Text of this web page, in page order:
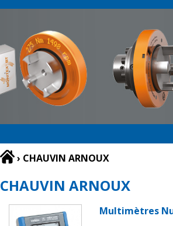
› CHAUVIN ARNOUX
CHAUVIN ARNOUX
Multimètres